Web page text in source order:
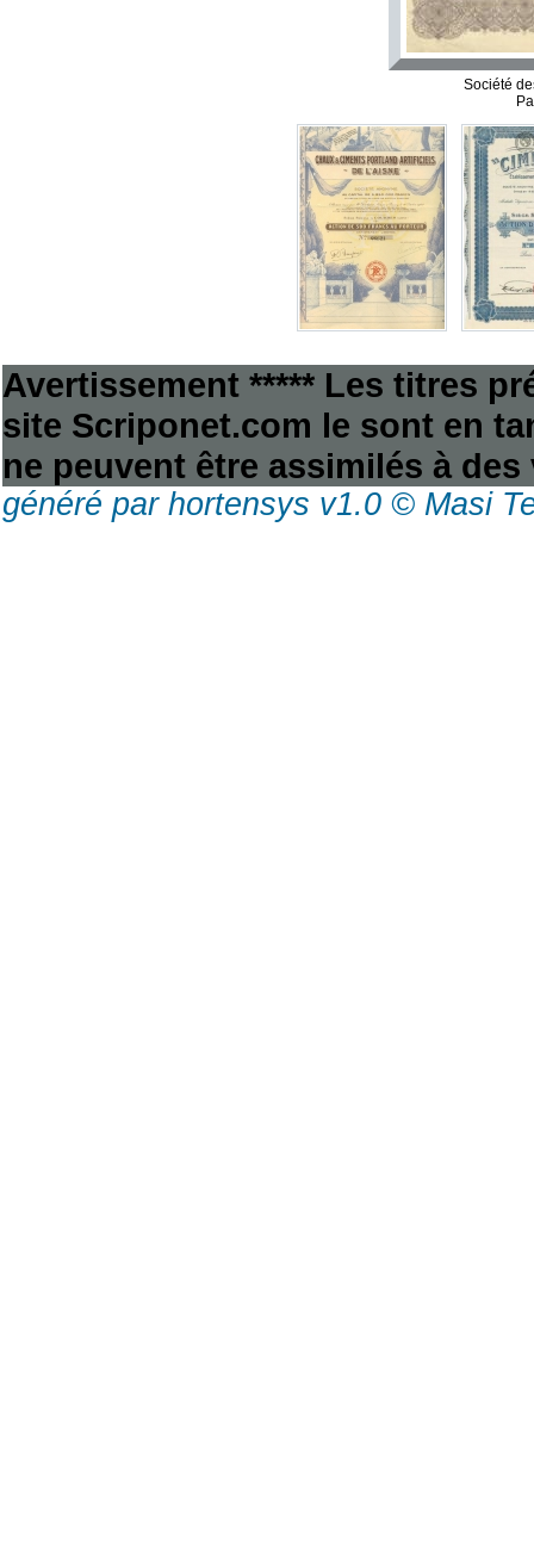
Société
Avertissement ***** Les titres
site Scriponet.com le sont en
ne peuvent être assimilés à
généré par hortensys v1.0 © Masi